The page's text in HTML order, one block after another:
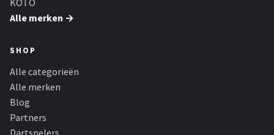
KOTO
Alle merken →
SHOP
Alle categorieën
Alle merken
Blog
Partners